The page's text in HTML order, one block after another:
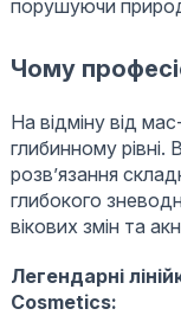
порушуючи
Чому
На відміну від
глибинному рівні.
розв’язання
глибокого
вікових змін та
Легендарні
Cosmetics: